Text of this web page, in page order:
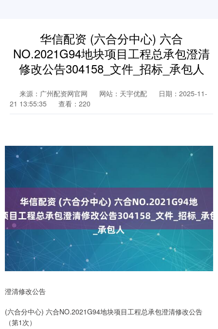
华信配资 (六合分中心) 六合
NO.2021G94地块项目工程总承包澄清
修改公告304158_文件_招标_承包人
来源：广州配资网官网 网站：天宇优配
日期：2025-11-
21 13:55:35
查看：220
澄清修改公告
(六合分中心) 六合NO.2021G94地块项目工程总承包澄清修改公告
（第1次）